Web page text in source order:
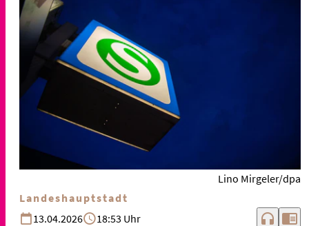
Lino Mirgeler/dpa
Landeshauptstadt
13.04.2026
18:53 Uhr headphones chrome_reader_mode